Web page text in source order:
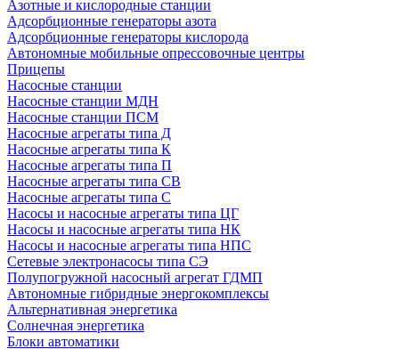
Азотные и кислородные станции
Адсорбционные генераторы азота
Адсорбционные генераторы кислорода
Автономные мобильные опрессовочные центры
Прицепы
Насосные станции
Насосные станции МДН
Насосные станции ПСМ
Насосные агрегаты типа Д
Насосные агрегаты типа К
Насосные агрегаты типа П
Насосные агрегаты типа СВ
Насосные агрегаты типа С
Насосы и насосные агрегаты типа ЦГ
Насосы и насосные агрегаты типа НК
Насосы и насосные агрегаты типа НПС
Сетевые электронасосы типа СЭ
Полупогружной насосный агрегат ГДМП
Автономные гибридные энергокомплексы
Альтернативная энергетика
Солнечная энергетика
Блоки автоматики